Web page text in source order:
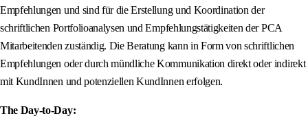
Empfehlungen und sind für die Erstellung und Koordination der
schriftlichen Portfolioanalysen und Empfehlungstätigkeiten der PCA
Mitarbeitenden zuständig. Die Beratung kann in Form von schriftlichen
Empfehlungen oder durch mündliche Kommunikation direkt oder indirekt
mit KundInnen und potenziellen KundInnen erfolgen.
The Day-to-Day: